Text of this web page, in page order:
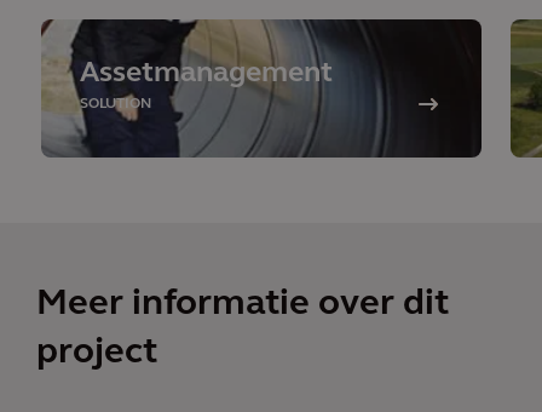
Assetmanagement
SOLUTION
Meer informatie over dit
project